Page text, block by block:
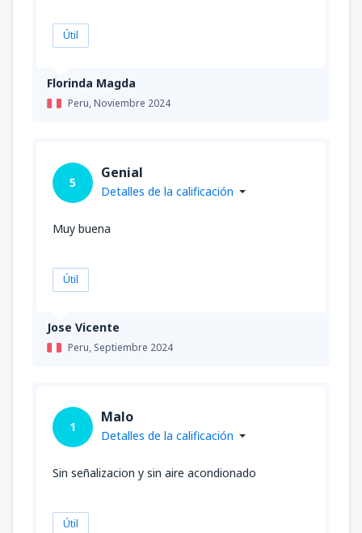
Florinda Magda
Peru,Noviembre 2024
Útil
Jose Vicente
Peru, Septiembre 2024
5
Genial
Detalles de la calificación
Muy buena
Útil
1
Malo
Detalles de la calificación
Sin señalizacion y sin aire acondionado
Útil